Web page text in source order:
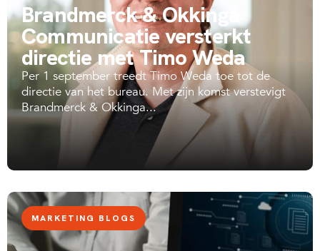
Brandmerck & Okkinga
Communicatie versterkt
directie met Timo Weda
Per 1 september treedt Timo Weda toe tot de
directie van het bureau. Met zijn komst verstevigt
Brandmerck & Okkinga...
MARKETING BLOGS